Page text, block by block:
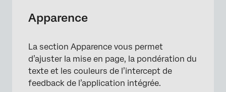
Apparence
La section Apparence vous permet
d’ajuster la mise en page, la pondération du
texte et les couleurs de l’intercept de
feedback de l’application intégrée.